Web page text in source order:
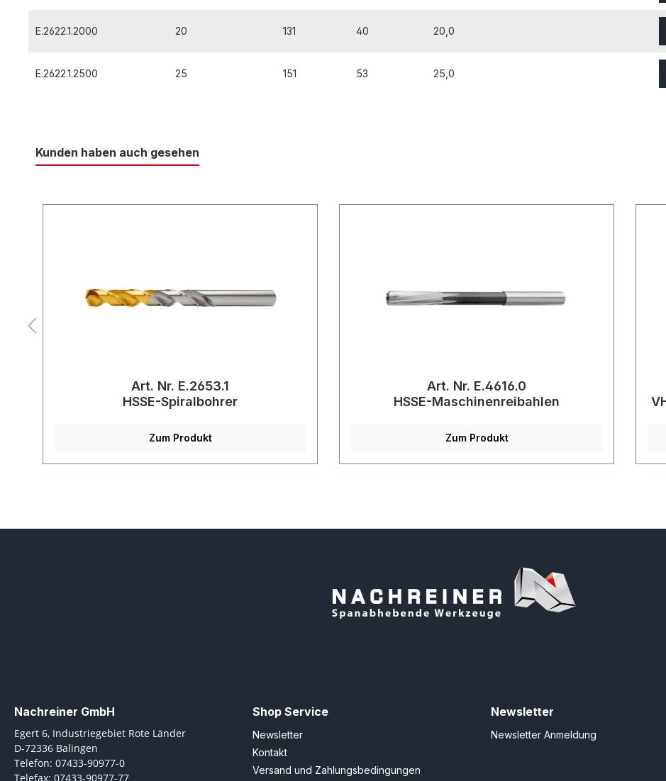
E.2622.1.2000 20 131 40 20,0
E.2622.1.2500 25 151 53 25,0
Kunden haben auch gesehen
Art. Nr. E.2653.1
HSSE-Spiralbohrer
Zum Produkt
Art. Nr. E.4616.0
HSSE-Maschinenreibahlen
Zum Produkt
Nachreiner GmbH
Egert 6, Industriegebiet Rote Länder
D-72336 Balingen
Telefon: 07433-90977-0
Telefax: 07433-90977-77
Shop Service
Newsletter
Kontakt
Versand und Zahlungsbedingungen
Newsletter
Newsletter Anmeldung